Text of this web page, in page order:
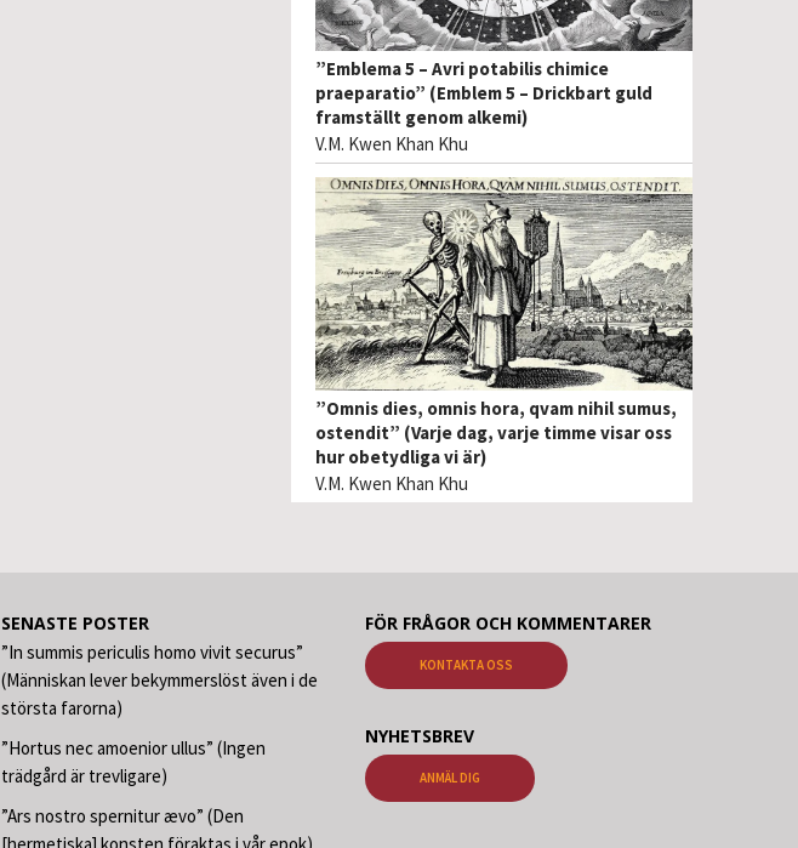
”Emblema 5 – Avri potabilis chimice
praeparatio” (Emblem 5 – Drickbart guld
framställt genom alkemi)
V.M. Kwen Khan Khu
”Omnis dies, omnis hora, qvam nihil sumus,
ostendit” (Varje dag, varje timme visar oss
hur obetydliga vi är)
V.M. Kwen Khan Khu
SENASTE POSTER
”In summis periculis homo vivit securus”
(Människan lever bekymmerslöst även i de
största farorna)
”Hortus nec amoenior ullus” (Ingen
trädgård är trevligare)
”Ars nostro spernitur ævo” (Den
FÖR FRÅGOR OCH KOMMENTARER
KONTAKTA OSS
NYHETSBREV
ANMÄL DIG